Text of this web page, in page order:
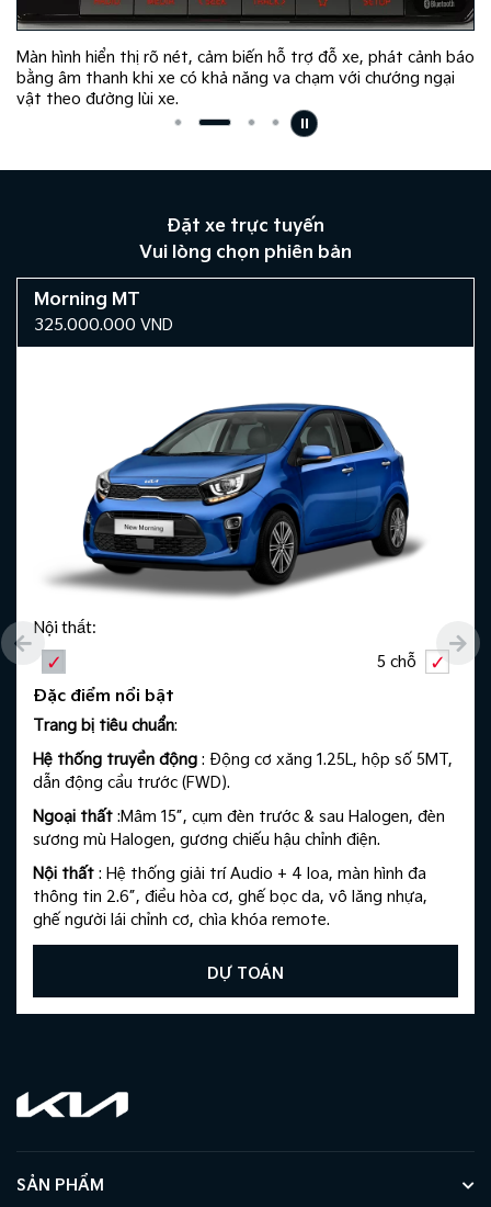
Màn hình hiển thị rõ nét, cảm biến hỗ trợ đỗ xe, phát cảnh báo
bằng âm thanh khi xe có khả năng va chạm với chướng ngại
vật theo đường lùi xe.
Đặt xe trực tuyến
Vui lòng chọn phiên bản
Morning MT
325.000.000 VND
Nội thất:
5 chỗ
Đặc điểm nổi bật
Trang bị tiêu chuẩn: ​
Hệ thống truyền động : Động cơ xăng 1.25L, hộp số 5MT,
dẫn động cầu trước (FWD).
Ngoại thất :Mâm 15”, cụm đèn trước & sau Halogen, đèn
sương mù Halogen, gương chiếu hậu chỉnh điện.​
Nội thất : Hệ thống giải trí Audio + 4 loa, màn hình đa
thông tin 2.6”, điều hòa cơ, ghế bọc da, vô lăng nhựa,
ghế người lái chỉnh cơ, chìa khóa remote.​
DỰ TOÁN
SẢN PHẨM